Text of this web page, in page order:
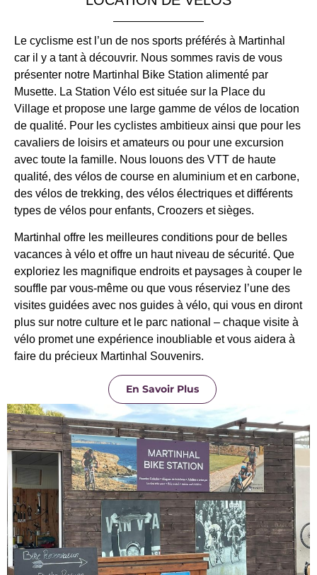
Le cyclisme est l’un de nos sports préférés à Martinhal
car il y a tant à découvrir. Nous sommes ravis de vous
présenter notre Martinhal Bike Station alimenté par
Musette. La Station Vélo est située sur la Place du
Village et propose une large gamme de vélos de location
de qualité. Pour les cyclistes ambitieux ainsi que pour les
cavaliers de loisirs et amateurs ou pour une excursion
avec toute la famille. Nous louons des VTT de haute
qualité, des vélos de course en aluminium et en carbone,
des vélos de trekking, des vélos électriques et différents
types de vélos pour enfants, Croozers et sièges.
Martinhal offre les meilleures conditions pour de belles
vacances à vélo et offre un haut niveau de sécurité. Que
exploriez les magnifique endroits et paysages à couper le
souffle par vous-même ou que vous réserviez l’une des
visites guidées avec nos guides à vélo, qui vous en diront
plus sur notre culture et le parc national – chaque visite à
vélo promet une expérience inoubliable et vous aidera à
faire du précieux Martinhal Souvenirs.
En Savoir Plus